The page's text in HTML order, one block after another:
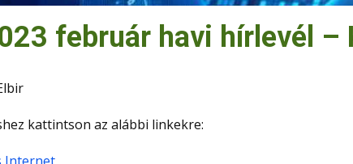
február havi hírlevél
kattintson az alábbi linkekre: